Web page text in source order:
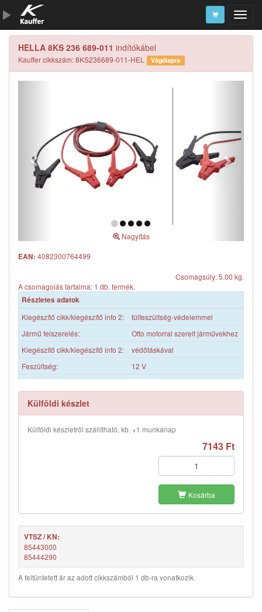
Szerszámkatalógus
Kosár
HELLA 8KS 236 689-011 indítókábel
Kauffer cikkszám: 8KS236689-011-HEL Vágólapra
Nagyítás
EAN: 4082300764499
Csomagsúly: 5.00 kg.
A csomagolás tartalma: 1 db. termék.
Részletes adatok
Kiegészítő cikk/kiegészítő info 2:
túlfeszültség-védelemmel
Jármű felszerelés:
Otto motorral szerelt járművekhez
Kiegészítő cikk/kiegészítő info 2:
védőtáskával
Feszültség:
12 V
Áramerősségig:
Kábelhossz:
3 m
Kábelkeresztmetszet:
16 mm?
CCA (Rézbevonatú alumínium)
Szakszemélyz. végzett összeszerelés/szétszerelés szükséges!
Külföldi készlet
Külföldi készletről szállítható, kb. +1 munkanap
7143 Ft
Kosárba
VTSZ / KN:
85443000
85444290
A feltüntetett ár az adott cikkszámból 1 db-ra vonatkozik.